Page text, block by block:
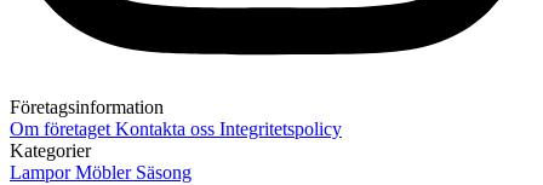
Företagsinformation
Om företaget Kontakta oss Integritetspolicy
Kategorier
LamporMöbler Säsong